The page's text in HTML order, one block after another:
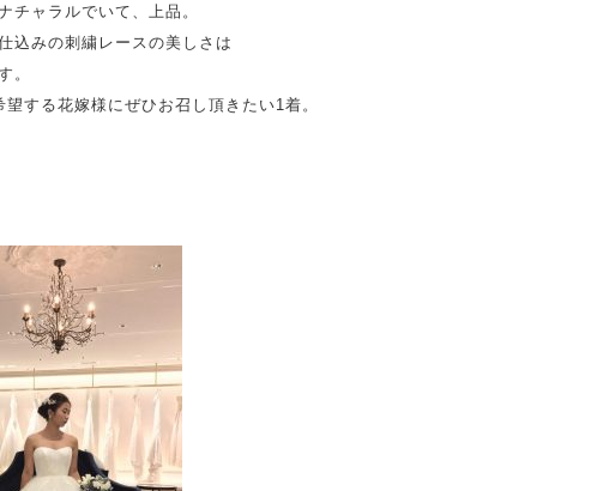
チャラルでいて、上品。
込みの刺繍レースの美しさは
。
する花嫁様にぜひお召し頂きたい1着。